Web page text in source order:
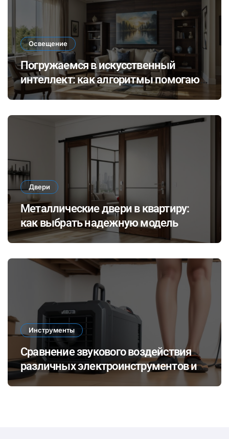
Освещение
Погружаемся в искусственный
интеллект: как алгоритмы помогают
выбирать идеальное освещение для
Двери
Металлические двери в квартиру:
как выбрать надежную модель
Инструменты
Сравнение звукового воздействия
различных электроинструментов и
его влияние на здоровье при ремонте